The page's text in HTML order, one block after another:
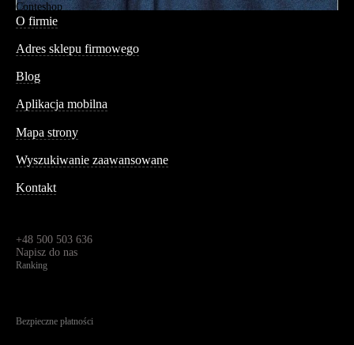
Conteshop
O firmie
Adres sklepu firmowego
Blog
Aplikacja mobilna
Mapa strony
Wyszukiwanie zaawansowane
Kontakt
+48 500 503 636
Napisz do nas
Ranking
Bezpieczne płatności